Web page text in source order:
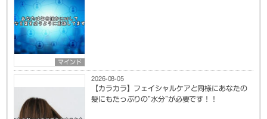
マインド
2026-08-05
【カラカラ】フェイシャルケアと同様にあなたの
髪にもたっぷりの”水分”が必要です！！